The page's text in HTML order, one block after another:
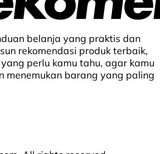
belanja yang praktis dan
rekomendasi produk terbaik,
perlu kamu tahu, agar kamu
menemukan barang yang paling